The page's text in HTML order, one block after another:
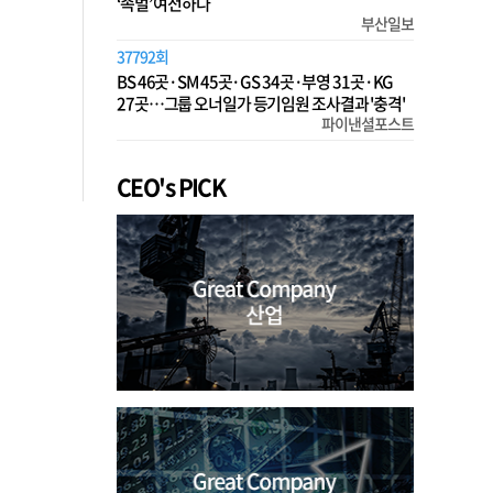
부산일보
37792회
BS 46곳·SM 45곳·GS 34곳·부영 31곳·KG
27곳…그룹 오너일가 등기임원 조사결과 '충격'
파이낸셜포스트
CEO's PICK